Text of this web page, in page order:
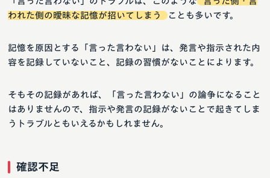
われた側の曖昧な記憶が招いてしまう
ことも多いです。
記憶を原因とする「言った言わない」は、発言や指示された内
容を記録していないこと、記録の習慣がないことによります。
そもその記録があれば、「言った言わない」の論争になること
はありませんので、指示や発言の記録がないことで起きてしま
うトラブルともいえるかもしれません。
確認不足